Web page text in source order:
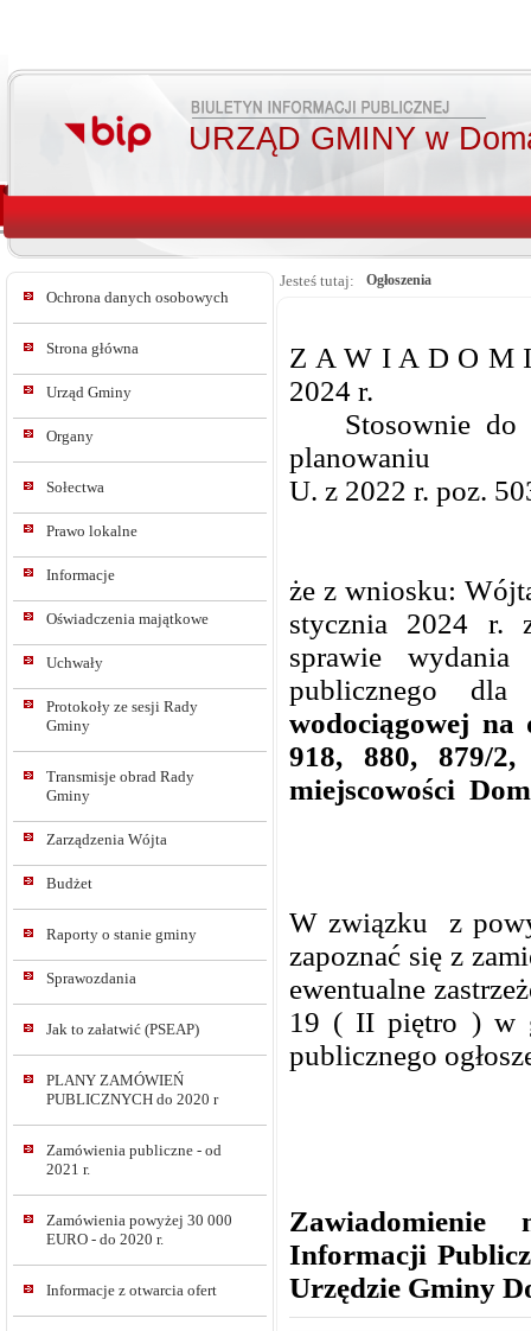
URZĄD GMINY w
Ochrona danych osobowych
Strona główna
Urząd Gminy
Organy
Sołectwa
Prawo lokalne
Informacje
Oświadczenia majątkowe
Uchwały
Protokoły ze sesji Rady
Gminy
Transmisje obrad Rady
Gminy
Zarządzenia Wójta
Budżet
Raporty o stanie gminy
Sprawozdania
Jak to załatwić (PSEAP)
PLANY ZAMÓWIEŃ
PUBLICZNYCH do 2020 r
Zamówienia publiczne - od
2021 r.
Zamówienia powyżej 30 000
EURO - do 2020 r.
Informacje z otwarcia ofert
Jesteś tutaj: Ogłoszenia
Z A W I A D O M
2024 r.
Stosownie
planowaniu
U. z 2022 r. poz.
że z wniosku:
stycznia 2024 r.
sprawie
publicznego dla
wodociągowej na
918, 880, 879/2,
miejscowości
W związku
z
zapoznać się z
ewentualne
19 ( II piętro ) w
publicznego
Zawiadomienie
Informacji
Urzędzie Gminy